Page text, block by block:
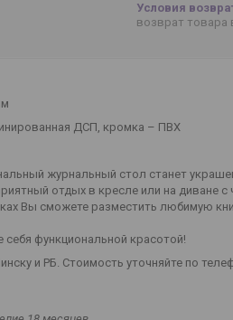
возврат товара
ДСП, кромка – ПВХ
журнальный стол станет
отдых в кресле или на диване
Вы сможете разместить любимую
себя функциональной красотой!
и РБ. Стоимость уточняйте по